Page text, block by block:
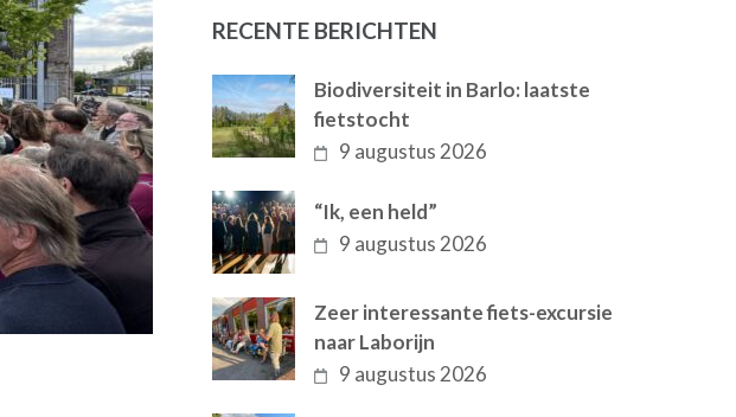
RECENTE BERICHTEN
Biodiversiteit in Barlo: laatste
fietstocht
9 augustus 2026
“Ik, een held”
9 augustus 2026
Zeer interessante fiets-excursie
naar Laborijn
9 augustus 2026